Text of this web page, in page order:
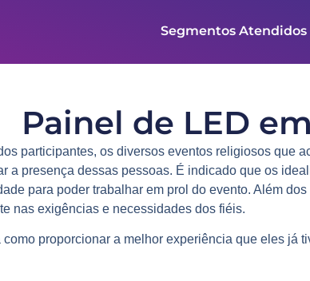
Segmentos Atendidos
Painel de LED
participantes, os diversos eventos religiosos que
a presença dessas pessoas. É indicado que os
para poder trabalhar em prol do evento. Além
nas exigências e necessidades dos fiéis.
como proporcionar a melhor experiência que eles já